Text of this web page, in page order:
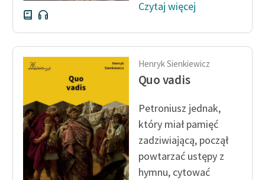
Feministyczne inspiracje.
Popularyzacja
skandynawskiej literatury
feministycznej
Ręce pełne poezji
Kolekcje edukacyjne
twórców przechodzących
do domeny publicznej,
lektur szkolnych oraz
Starego Testamentu
Czytaj więcej
Henryk Sienkiewicz
Quo vadis
Petroniusz jednak,
który miał pamięć
zadziwiającą, począł
powtarzać ustępy z
hymnu, cytować